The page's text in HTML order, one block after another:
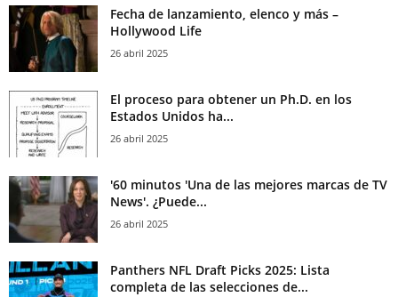
Fecha de lanzamiento, elenco y más –
Hollywood Life
26 abril 2025
El proceso para obtener un Ph.D. en los
Estados Unidos ha...
26 abril 2025
'60 minutos 'Una de las mejores marcas de TV
News'. ¿Puede...
26 abril 2025
Panthers NFL Draft Picks 2025: Lista
completa de las selecciones de...